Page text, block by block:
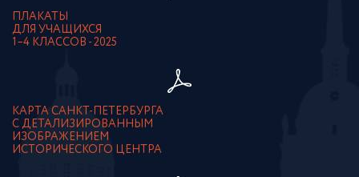
ПЛАКАТЫ
ДЛЯ УЧАЩИХСЯ
1–4 КЛАССОВ - 2025
КАРТА САНКТ-ПЕТЕРБУРГА
С ДЕТАЛИЗИРОВАННЫМ
ИЗОБРАЖЕНИЕМ
ИСТОРИЧЕСКОГО ЦЕНТРА